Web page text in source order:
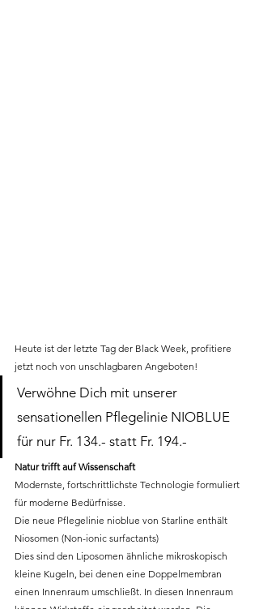
Heute ist der letzte Tag der Black Week, profitiere
jetzt noch von unschlagbaren Angeboten!
Verwöhne Dich mit unserer
sensationellen Pflegelinie NIOBLUE
für nur Fr. 134.- statt Fr. 194.-
Natur trifft auf Wissenschaft
Modernste, fortschrittlichste Technologie formuliert
für moderne Bedürfnisse.
​Die neue Pflegelinie nioblue von Starline enthält
Niosomen (Non-ionic surfactants)
​Dies sind den Liposomen ähnliche mikroskopisch
kleine Kugeln, bei denen eine Doppelmembran
einen Innenraum umschließt. In diesen Innenraum